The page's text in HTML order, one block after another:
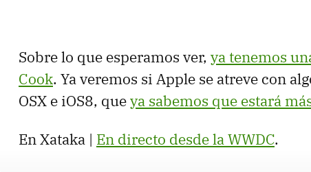
Sobre lo que esperamos ver, ya tenemos
Cook. Ya veremos si Apple se atreve con
OSX e iOS8, queya sabemos que estará
En Xataka | En directo desde la WWDC.